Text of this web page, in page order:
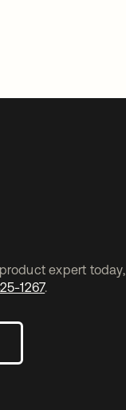
expert today,
1267.